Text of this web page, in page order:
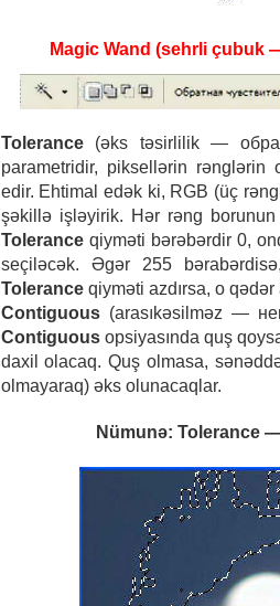
Magic Wand (sehrli çubuk
Tolerance(əks təsirlilik —
parametridir, piksellərin rənglərin
edir. Ehtimal edək ki, RGB (üç
şəkillə işləyirik. Hər rəng borunun
Tolerance qiyməti bərəbərdir 0,
seçiləcək. Əgər 255
Toleranceqiyməti azdırsa, o qədər
Contiguous(arasıkəsilməz —
Contiguousopsiyasında quş
daxil olacaq. Quş olmasa,
olmayaraq) əks olunacaqlar.
Nümunə: Tolerance